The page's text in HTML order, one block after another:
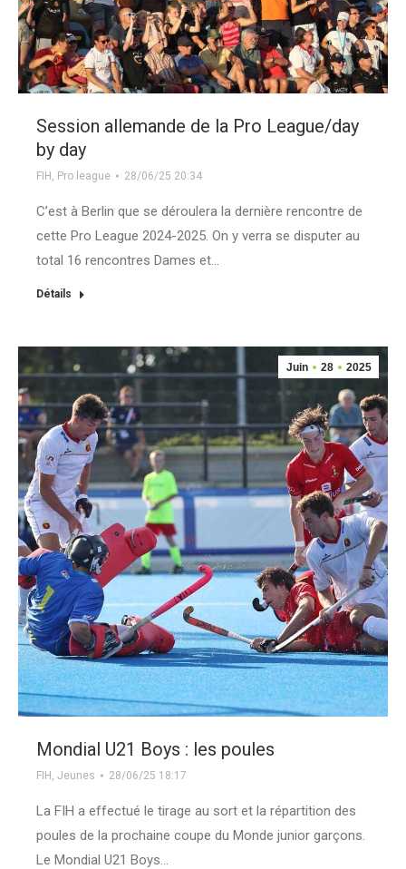
Session allemande de la Pro League/day
by day
FIH , Pro league 28/06/25 20:34
C’est à Berlin que se déroulera la dernière rencontre de
cette Pro League 2024-2025. On y verra se disputer au
total 16 rencontres Dames et…
Détails
Juin 28 2025
Mondial U21 Boys : les poules
FIH , Jeunes 28/06/25 18:17
La FIH a effectué le tirage au sort et la répartition des
poules de la prochaine coupe du Monde junior garçons.
Le Mondial U21 Boys…